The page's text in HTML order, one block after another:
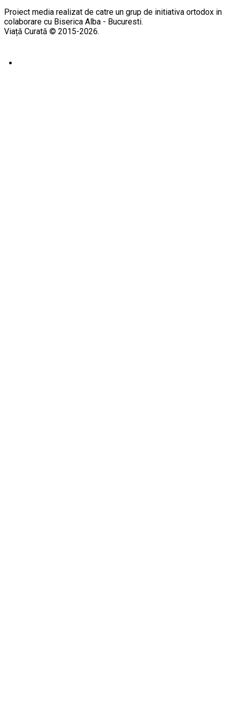
Proiect media realizat de catre un grup de initiativa ortodox in
colaborare cu Biserica Alba - Bucuresti.
Viață Curată © 2015-2026.